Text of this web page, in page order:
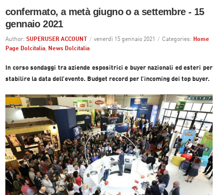
confermato, a metà giugno o a settembre - 15
gennaio 2021
Author: SUPERUSER ACCOUNT / venerdì 15 gennaio 2021 / Categories: Home
Page Dolcitalia, News Dolcitalia
In corso sondaggi tra aziende espositrici e buyer nazionali ed esteri per
stabilire la data dell’evento. Budget record per l’incoming dei top buyer.